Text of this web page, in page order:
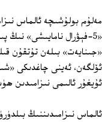
«5-فېۋرال نامايىشى» نىڭ
«جىنايەت» بىلەن تۇتقۇن
ئۆلگەن، ئەينى چاغدىكى
ئۇيغۇر ئالىمى نىزامىدىن